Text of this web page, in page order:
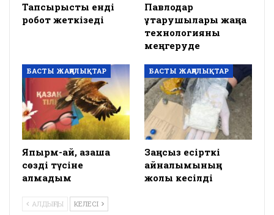
Тапсырысты енді
робот жеткізеді
Павлодар
құтқарушылары жаңа
технологияны
меңгеруде
БАСТЫ ЖАҢАЛЫҚТАР
Япырм-ай, қазақша
сөзді түсіне
алмадым
БАСТЫ ЖАҢАЛЫҚТАР
Заңсыз есірткі
айналымының
жолы кесілді
АЛДЫҢҒЫ КЕЛЕСІ